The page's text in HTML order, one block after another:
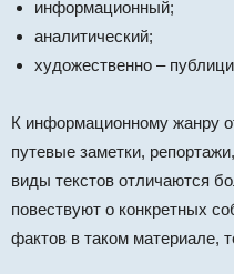
информационный;
аналитический;
художественно –
К информационному жанру
путевые заметки,
виды текстов отличаются
повествуют о конкретных
фактов в таком материале,